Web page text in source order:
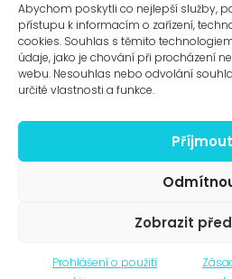
Abychom poskytli co nejlepší služby,
přístupu k informacím o zařízení,
cookies. Souhlas s těmito
údaje, jako je chování při procházení
webu. Nesouhlas nebo odvolání
určité vlastnosti a funkce.
Příjmout
Zobrazit
Prohlášení o použití
O umění v
Novinky na
©